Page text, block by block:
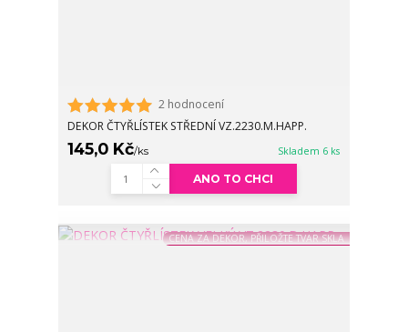
2 hodnocení
DEKOR ČTYŘLÍSTEK STŘEDNÍ VZ.2230.M.HAPP.
145,0 Kč/ks Skladem 6 ks
ANO TO CHCI
CENA ZA DEKOR, PŘILOŽTE TVAR SKLA